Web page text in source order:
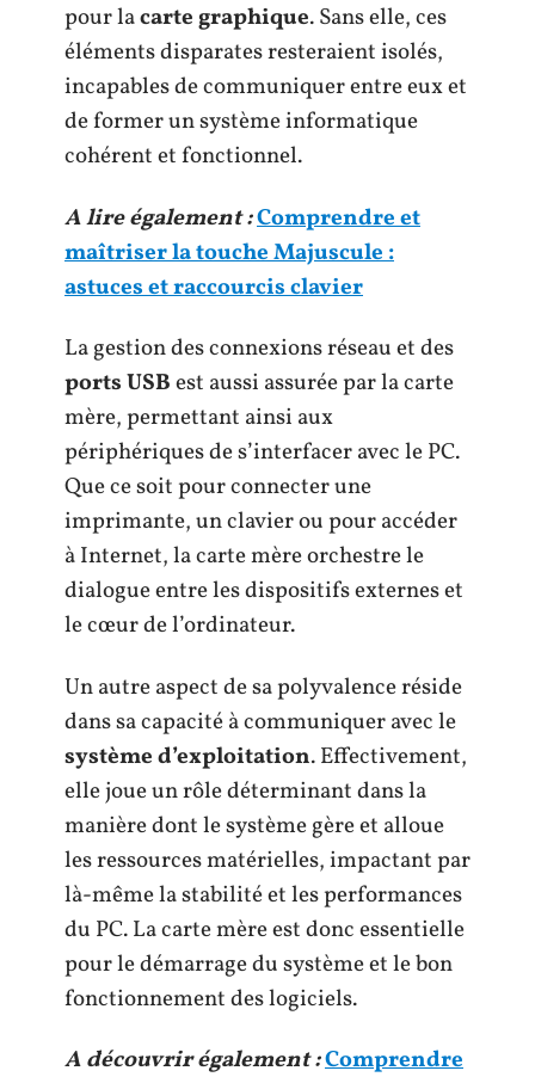
pour lacarte graphique. Sans elle, ces
éléments disparates resteraient isolés,
incapables de communiquer entre eux et
de former un système informatique
cohérent et fonctionnel.
A lire également :Comprendre et
maîtriser la touche Majuscule :
astuces et raccourcis clavier
La gestion des connexions réseau et des
ports USBest aussi assurée par la carte
mère, permettant ainsi aux
périphériques de s’interfacer avec le PC.
Que ce soit pour connecter une
imprimante, un clavier ou pour accéder
à Internet, la carte mère orchestre le
dialogue entre les dispositifs externes et
le cœur de l’ordinateur.
Un autre aspect de sa polyvalence réside
dans sa capacité à communiquer avec le
système d’exploitation. Effectivement,
elle joue un rôle déterminant dans la
manière dont le système gère et alloue
les ressources matérielles, impactant par
là-même la stabilité et les performances
du PC. La carte mère est donc essentielle
pour le démarrage du système et le bon
fonctionnement des logiciels.
A découvrir également :Comprendre